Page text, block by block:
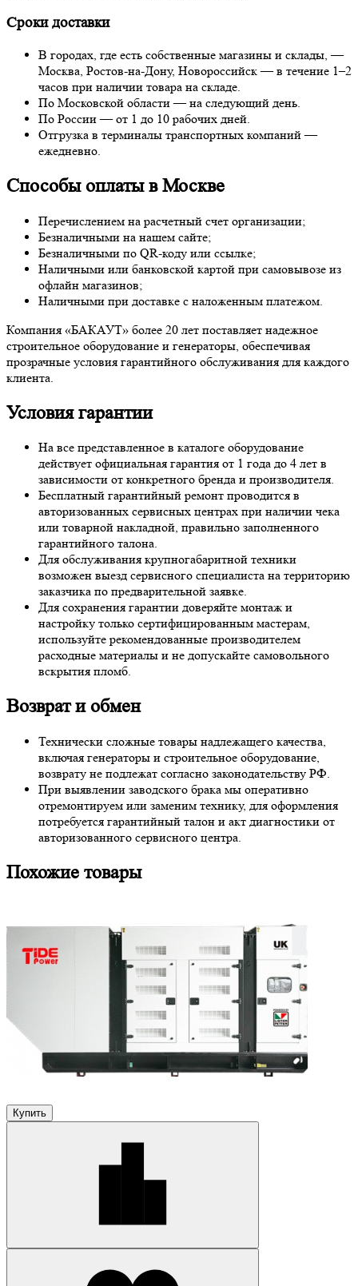
Сроки доставки
В городах, где есть собственные магазины и склады, —
Москва, Ростов-на-Дону, Новороссийск — в течение 1–2
часов при наличии товара на складе.
По Московской области — на следующий день.
По России — от 1 до 10 рабочих дней.
Отгрузка в терминалы транспортных компаний —
ежедневно.
Способы оплаты в Москве
Перечислением на расчетный счет организации;
Безналичными на нашем сайте;
Безналичными по QR-коду или ссылке;
Наличными или банковской картой при самовывозе из
офлайн магазинов;
Наличными при доставке с наложенным платежом.
Компания «БАКАУТ» более 20 лет поставляет надежное
строительное оборудование и генераторы, обеспечивая
прозрачные условия гарантийного обслуживания для каждого
клиента.
Условия гарантии
На все представленное в каталоге оборудование
действует официальная гарантия от 1 года до 4 лет в
зависимости от конкретного бренда и производителя.
Бесплатный гарантийный ремонт проводится в
авторизованных сервисных центрах при наличии чека
или товарной накладной, правильно заполненного
гарантийного талона.
Для обслуживания крупногабаритной техники
возможен выезд сервисного специалиста на территорию
заказчика по предварительной заявке.
Для сохранения гарантии доверяйте монтаж и
настройку только сертифицированным мастерам,
используйте рекомендованные производителем
расходные материалы и не допускайте самовольного
вскрытия пломб.
Возврат и обмен
Технически сложные товары надлежащего качества,
включая генераторы и строительное оборудование,
возврату не подлежат согласно законодательству РФ.
При выявлении заводского брака мы оперативно
отремонтируем или заменим технику, для оформления
потребуется гарантийный талон и акт диагностики от
авторизованного сервисного центра.
Похожие товары
Купить